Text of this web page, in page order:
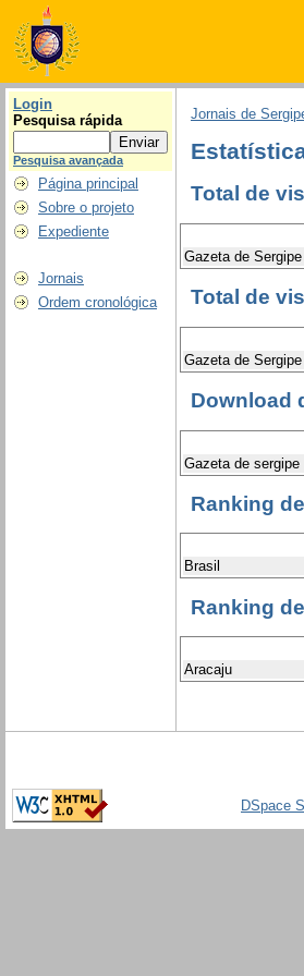
Login
Pesquisa rápida
Pesquisa avançada
Página principal
Sobre o projeto
Expediente
Jornais
Ordem cronológica
Jornais de
Total de
Gazeta de Sergipe
Total de
Gazeta de Sergipe
Download
Gazeta de
Ranking
Brasil
Ranking
Aracaju
DSpace